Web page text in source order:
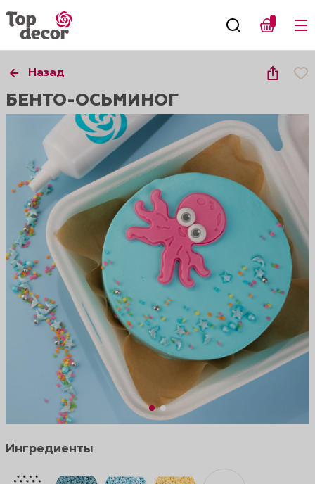
Назад
БЕНТО-ОСЬМИНОГ
Ингредиенты